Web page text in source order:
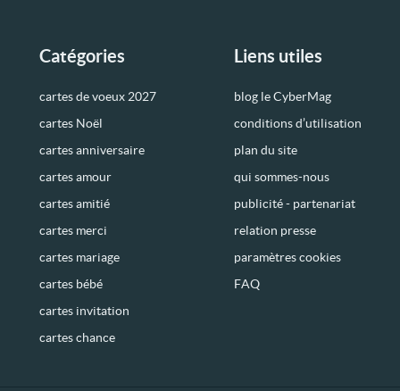
Catégories
cartes de voeux 2027
cartes Noël
cartes anniversaire
cartes amour
cartes amitié
cartes merci
cartes mariage
cartes bébé
cartes invitation
cartes chance
Liens utiles
blog le CyberMag
conditions d’utilisation
plan du site
qui sommes-nous
publicité - partenariat
relation presse
paramètres cookies
FAQ